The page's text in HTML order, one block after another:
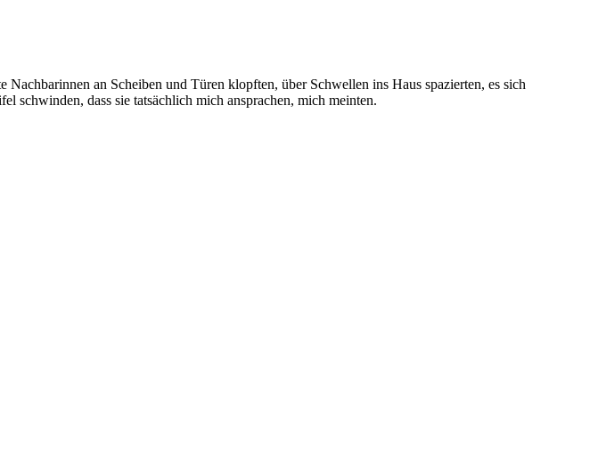
an Scheiben und Türen klopften, über Schwellen ins Haus spazierten, es sich
schwinden, dass sie tatsächlich mich ansprachen, mich meinten.